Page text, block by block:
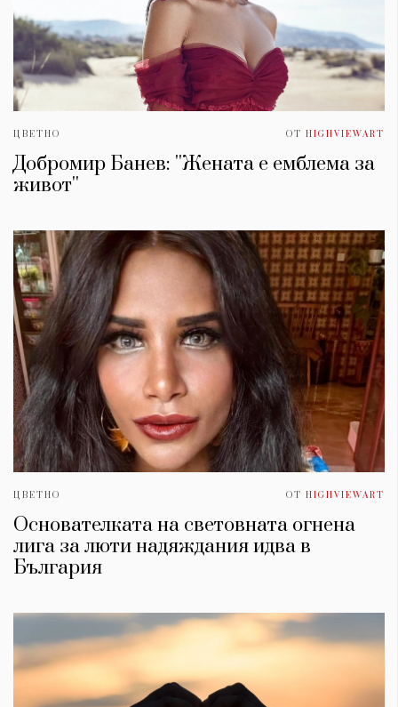
ЦВЕТНО ОТ HIGHVIEWART
Добромир Банев: ''Жената е емблема за
живот''
ЦВЕТНО ОТ HIGHVIEWART
Основателката на световната огнена
лига за люти надяждания идва в
България